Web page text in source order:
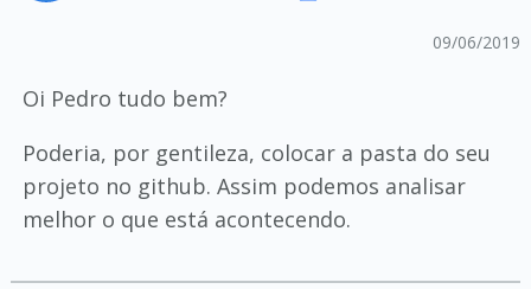
09/06/2019
Oi Pedro tudo bem?
Poderia, por gentileza, colocar a pasta do seu
projeto no github. Assim podemos analisar
melhor o que está acontecendo.